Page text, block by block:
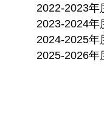
2022-2023年
2023-2024年
2024-2025年
2025-2026年